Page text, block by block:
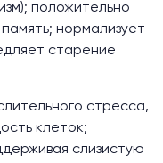
положительно
нормализует
старение
стресса,
клеток;
слизистую